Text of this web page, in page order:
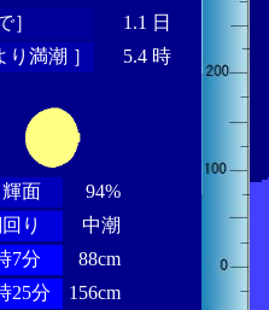
］
1.1 日
満潮 ］
5.4 時
輝面
94%
り
中潮
7分
88cm
25分
156cm